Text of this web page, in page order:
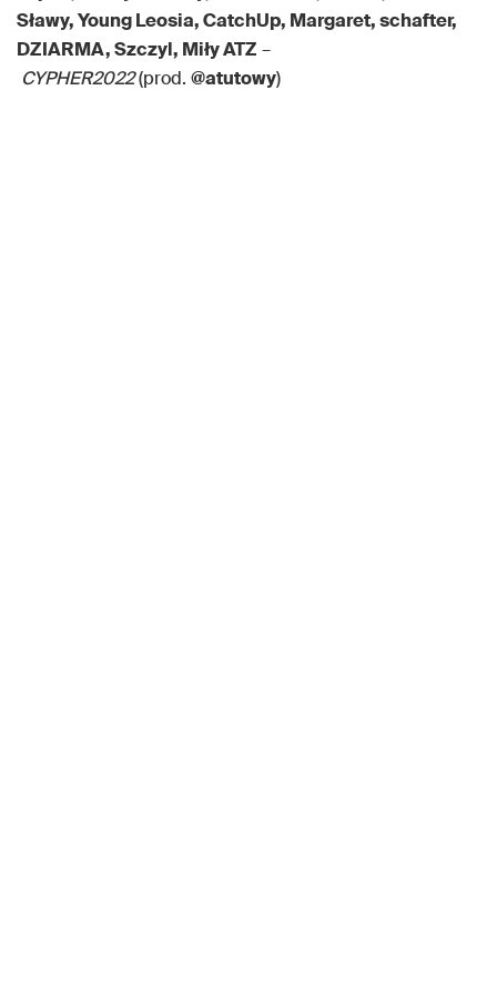
Sławy, Young Leosia, CatchUp, Margaret, schafter,
DZIARMA, Szczyl, Miły ATZ –
CYPHER2022(prod. @atutowy)